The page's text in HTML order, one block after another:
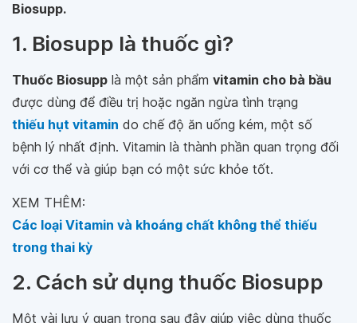
Biosupp.
1. Biosupp là thuốc gì?
Thuốc Biosupp là một sản phẩm vitamin cho bà bầu
được dùng để điều trị hoặc ngăn ngừa tình trạng
thiếu hụt vitamin do chế độ ăn uống kém, một số
bệnh lý nhất định. Vitamin là thành phần quan trọng đối
với cơ thể và giúp bạn có một sức khỏe tốt.
XEM THÊM:
Các loại Vitamin và khoáng chất không thể thiếu
trong thai kỳ
2. Cách sử dụng thuốc Biosupp
Một vài lưu ý quan trọng sau đây giúp việc dùng thuốc